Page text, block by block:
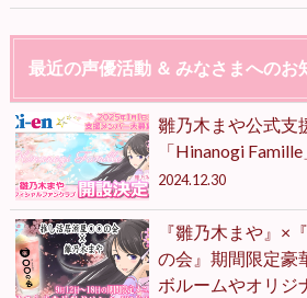
最近の声優活動 ＆ みなさまへのお
雛乃木まや公式支
「Hinanogi
2024.12.30
『雛乃木まや』
の会』期間限定豪
ボルームやオリジ